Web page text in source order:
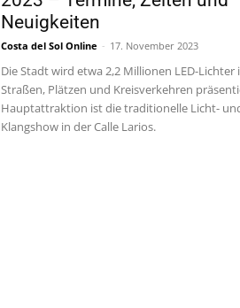
Neuigkeiten
Costa del Sol Online - 17. November 2023
Die Stadt wird etwa 2,2 Millionen LED-Lichter
Straßen, Plätzen und Kreisverkehren
Hauptattraktion ist die traditionelle Licht-
Klangshow in der Calle Larios.